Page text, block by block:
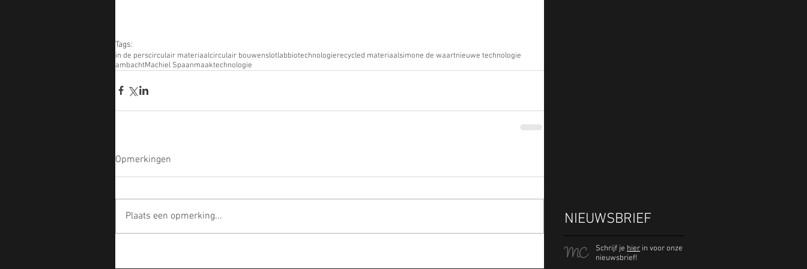
Tags:
in de perscirculair materiaalcirculair bouwenslotlabbiotechnologierecycled materiaalsimone de waartnieuwe technologie
ambachtMachiel Spaanmaaktechnologie
Opmerkingen
Plaats een opmerking... NIEUWSBRIEF
Schrijf je hier in voor onze
nieuwsbrief!